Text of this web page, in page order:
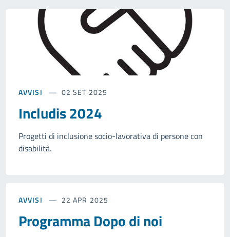
AVVISI 02 SET 2025
Includis 2024
Progetti di inclusione socio-lavorativa di persone con
disabilità.
AVVISI 22 APR 2025
Programma Dopo di noi